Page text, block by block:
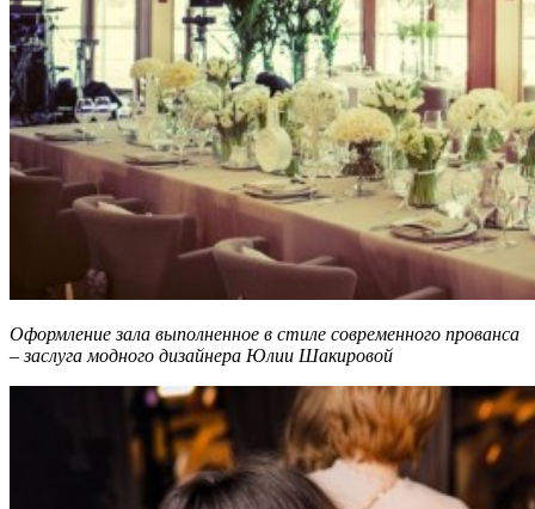
Оформление зала выполненное в стиле современного прованса
– заслуга модного дизайнера Юлии Шакировой